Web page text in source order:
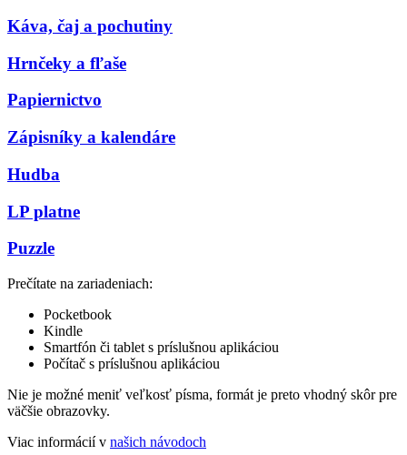
Káva, čaj a pochutiny
Hrnčeky a fľaše
Papiernictvo
Zápisníky a kalendáre
Hudba
LP platne
Puzzle
Prečítate na zariadeniach:
Pocketbook
Kindle
Smartfón či tablet s príslušnou aplikáciou
Počítač s príslušnou aplikáciou
Nie je možné meniť veľkosť písma, formát je preto vhodný skôr pre
väčšie obrazovky.
Viac informácií v našich návodoch